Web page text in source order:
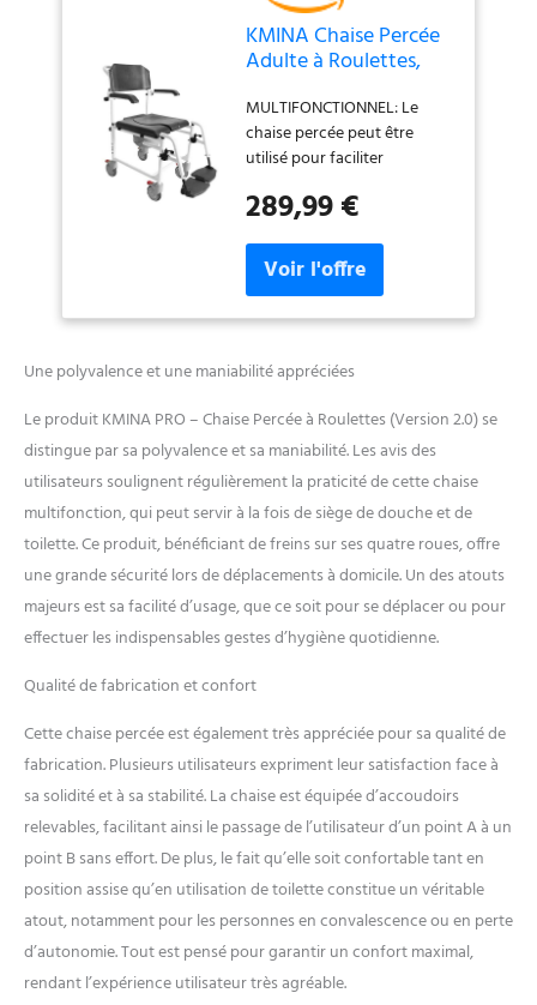
KMINA Chaise Percée
Adulte à Roulettes,
MULTIFONCTIONNEL: Le
chaise percée peut être
utilisé pour faciliter
l'urinoir incorporé ou le WC
utilisé dans la douche pour
l'hygiène personnelle des
multifonctionnel, ces tâches
deviendront plus faciles
pour l'utilisateur et pour le
soignant. CONFORTABLE ET
SÛR: Le fauteuil roulant
toilette dispose de repose-
pieds en nylon amovibles et
d'accoudoirs pliables qui
offrent différentes options à
l'utilisateur, garantissant un
confort maximal. Il dispose
également d'une assise
housse en PU. DIMENSIONS:
chaise pot de chambre est
compact, fonctionnel et
durable pour une utilisation
intensive. Ses dimensions
sont de 55,5 cm de largeur,
88,5 cm de longueur et une
assise de 53 cm de hauteur.
Pour son utilisation sur un
WC commun, la hauteur
maximale du WC doit être de
43 cm. SYSTÈME DE
289,99 €
Une polyvalence et une maniabilité appréciées
Le produit KMINA PRO – Chaise Percée à Roulettes (Version 2.0) se
distingue par sa polyvalence et sa maniabilité. Les avis des
utilisateurs soulignent régulièrement la praticité de cette chaise
multifonction, qui peut servir à la fois de siège de douche et de
toilette. Ce produit, bénéficiant de freins sur ses quatre roues, offre
une grande sécurité lors de déplacements à domicile. Un des atouts
majeurs est sa facilité d’usage, que ce soit pour se déplacer ou pour
effectuer les indispensables gestes d’hygiène quotidienne.
Qualité de fabrication et confort
Cette chaise percée est également très appréciée pour sa qualité de
fabrication. Plusieurs utilisateurs expriment leur satisfaction face à
sa solidité et à sa stabilité. La chaise est équipée d’accoudoirs
relevables, facilitant ainsi le passage de l’utilisateur d’un point A à un
point B sans effort. De plus, le fait qu’elle soit confortable tant en
position assise qu’en utilisation de toilette constitue un véritable
atout, notamment pour les personnes en convalescence ou en perte
d’autonomie. Tout est pensé pour garantir un confort maximal,
rendant l’expérience utilisateur très agréable.